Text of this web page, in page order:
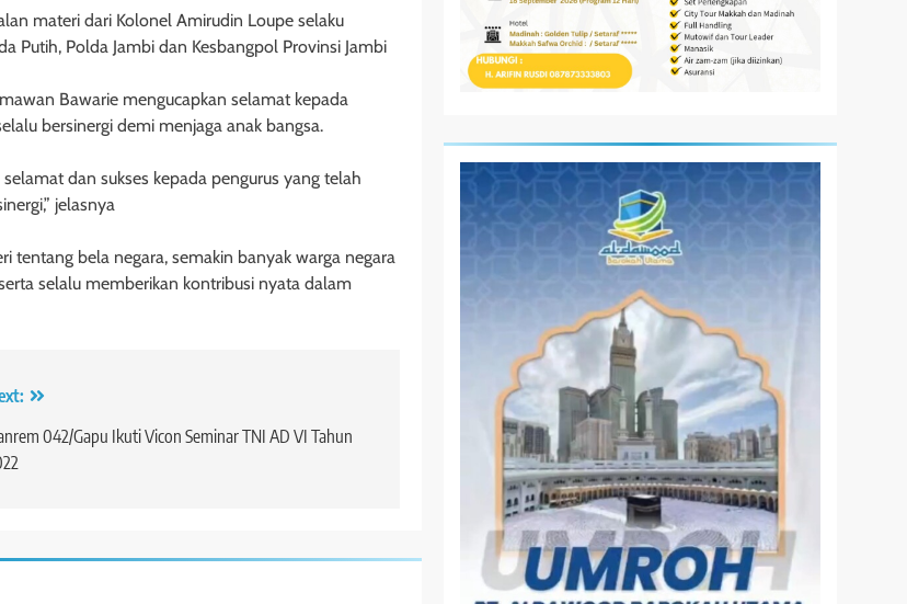
materi dari Kolonel Amirudin Loupe selaku
Putih, Polda Jambi dan Kesbangpol Provinsi Jambi
Bawarie mengucapkan selamat kepada
bersinergi demi menjaga anak bangsa.
dan sukses kepada pengurus yang telah
jelasnya
tentang bela negara, semakin banyak warga negara
selalu memberikan kontribusi nyata dalam
042/Gapu Ikuti Vicon Seminar TNI AD VI Tahun